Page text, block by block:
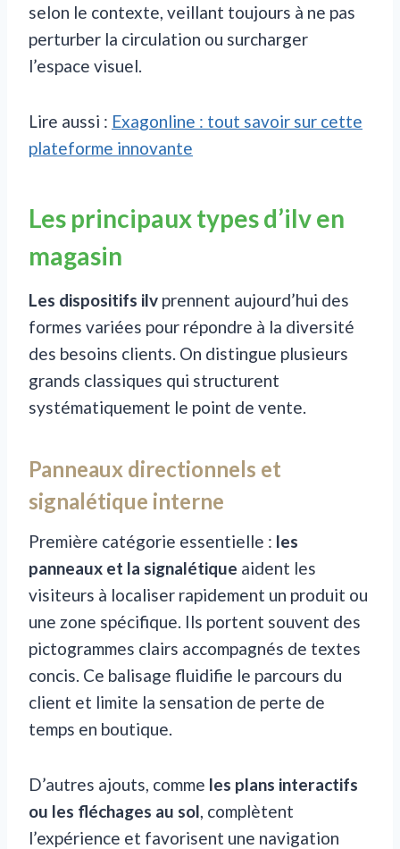
selon le contexte, veillant toujours à ne pas
perturber la circulation ou surcharger
l’espace visuel.
Lire aussi : Exagonline : tout savoir sur cette
plateforme innovante
Les principaux types d’ilv en
magasin
Les dispositifs ilv prennent aujourd’hui des
formes variées pour répondre à la diversité
des besoins clients. On distingue plusieurs
grands classiques qui structurent
systématiquement le point de vente.
Panneaux directionnels et
signalétique interne
Première catégorie essentielle : les
panneaux et la signalétique aident les
visiteurs à localiser rapidement un produit ou
une zone spécifique. Ils portent souvent des
pictogrammes clairs accompagnés de textes
concis. Ce balisage fluidifie le parcours du
client et limite la sensation de perte de
temps en boutique.
D’autres ajouts, comme les plans interactifs
ou les fléchages au sol, complètent
l’expérience et favorisent une navigation